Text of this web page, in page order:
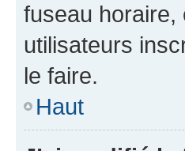
fuseau horaire,
utilisateurs
le faire.
Haut